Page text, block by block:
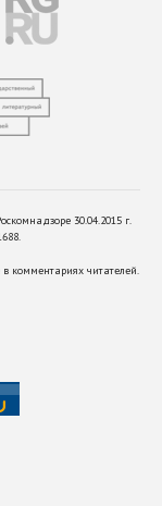
30.04.2015 г.
комментариях читателей.